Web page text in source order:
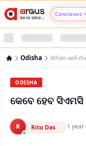
Conclaves
Odisha When-will-
ODISHA
କେବେ ହେବ ସିଏମସି
R Ritu Das ·1 year